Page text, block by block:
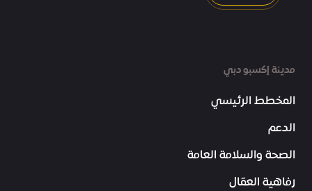
مدينة إكسبو دبي
المخطط الرئيسي
الدعم
الصحة والسلامة العامة
رفاهية العمّال